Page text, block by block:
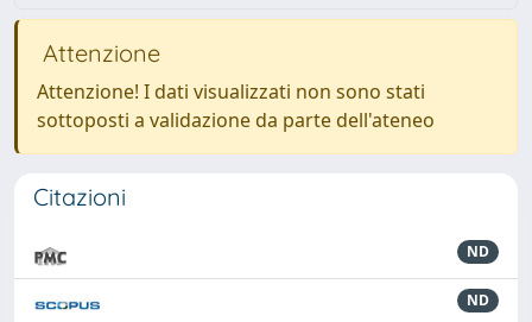
Attenzione
Attenzione! I dati visualizzati non sono stati
sottoposti a validazione da parte dell'ateneo
Citazioni
ND
ND